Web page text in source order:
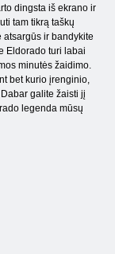
dingsta iš ekrano ir
tam tikrą taškų
atsargūs ir bandykite
Eldorado turi labai
minutės žaidimo.
bet kurio įrenginio,
galite žaisti jį
legenda mūsų